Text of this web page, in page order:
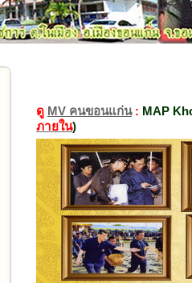
ดู MV คนขอนแก่น: MAP
ภายใน)